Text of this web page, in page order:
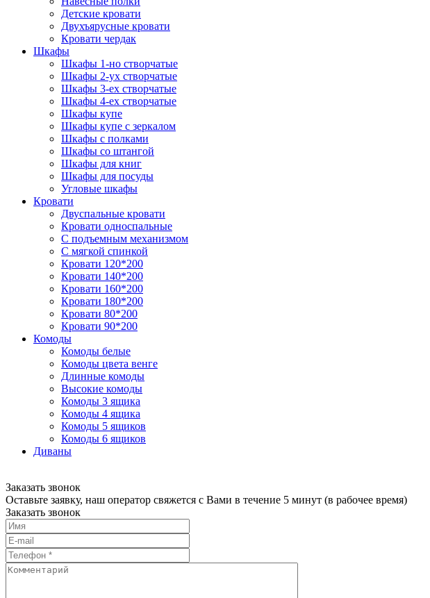
Детские кровати
Двухъярусные кровати
Кровати чердак
Шкафы
Шкафы 1-но створчатые
Шкафы 2-ух створчатые
Шкафы 3-ех створчатые
Шкафы 4-ех створчатые
Шкафы купе
Шкафы купе с зеркалом
Шкафы с полками
Шкафы со штангой
Шкафы для книг
Шкафы для посуды
Угловые шкафы
Кровати
Двуспальные кровати
Кровати односпальные
С подъемным механизмом
С мягкой спинкой
Кровати 120*200
Кровати 140*200
Кровати 160*200
Кровати 180*200
Кровати 80*200
Кровати 90*200
Комоды
Комоды белые
Комоды цвета венге
Длинные комоды
Высокие комоды
Комоды 3 ящика
Комоды 4 ящика
Комоды 5 ящиков
Комоды 6 ящиков
Диваны
Заказать звонок
Оставьте заявку, наш оператор свяжется с Вами в течение 5 минут (в рабочее время)
Заказать звонок